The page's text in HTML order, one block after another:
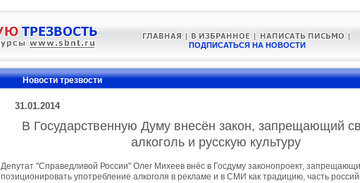
ПОДПИСАТЬСЯ НА НОВОСТИ
Новости трезвости
31.01.2014
В Государственную Думу внесён закон, запрещающий
алкоголь и русскую культуру
Депутат "Справедливой России" Олег Михеев внёс в Госдуму законопроект,
позиционировать употребление алкоголя в рекламе и в СМИ как традицию, часть